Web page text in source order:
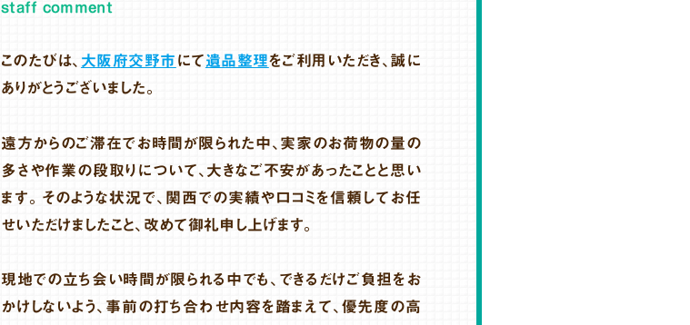
staff comment
このたびは、 大阪府交野市 にて遺品整理をご利用いただき、誠に
ありがとうございました。
遠方からのご滞在でお時間が限られた中、実家のお荷物の量の
多さや作業の段取りについて、大きなご不安があったことと思い
ます。そのような状況で、関西での実績や口コミを信頼してお任
せいただけましたこと、改めて御礼申し上げます。
現地での立ち会い時間が限られる中でも、できるだけご負担をお
かけしないよう、事前の打ち合わせ内容を踏まえて、優先度の高